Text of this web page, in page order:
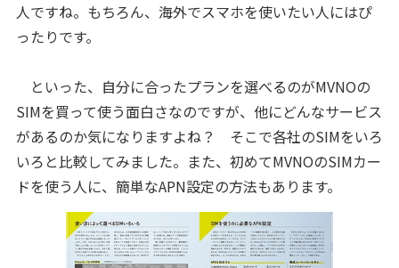
人ですね。もちろん、海外でスマホを使いたい人にはぴ
ったりです。
といった、自分に合ったプランを選べるのがMVNOの
SIMを買って使う面白さなのですが、他にどんなサービス
があるのか気になりますよね？ そこで各社のSIMをいろ
いろと比較してみました。また、初めてMVNOのSIMカー
ドを使う人に、簡単なAPN設定の方法もあります。